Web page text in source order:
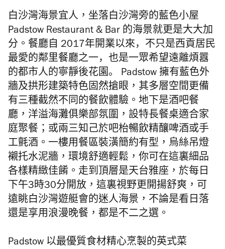
白沙灣海景宜人，坐落白沙灣旁的藍色小屋
Padstow Restaurant & Bar 的海景就更是大大加
分。 餐廳自 2017 年開業以來，不只是西貢居民
最愛的鄰里餐廳之一， 也是一眾希望遠離煩囂
的都市人的寧靜後花園。
Padstow 擁有藍色外
牆及拱形建築特色固然搶眼，其多層空間更備
有三種截然不同的餐飲體驗。地下是酒吧餐
廳， 洋溢海灘俱樂部氛圍，設特長餐桌適合家
庭聚餐； 或兩三知己於吧枱暢飲精釀啤酒或手
工氈酒。 一樓用餐區裝潢簡約有型，烏絲吊燈
襯托水泥牆，環境舒適輕鬆， 你可在這裏細品
各樣精緻佳餚。走到頂層是天台雅座，於每日
下午3時30分開放，這裏視野更開揚舒爽， 可
遠眺白沙灣遊艇會的迷人海景，不論是看日落
還是享用浪漫晚餐，都是不二之選。
Padstow 以最優質食材精心烹製的英式菜